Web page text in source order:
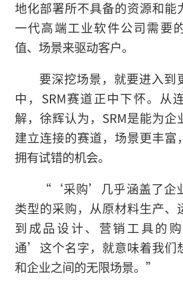
地化部署所不具备的资源和能
一代高端工业软件公司需要
值、场景来驱动客户。
要深挖场景，就要进入到
中，SRM赛道正中下怀。从
解，徐辉认为，SRM是能为企
建立连接的赛道，场景更丰富
拥有试错的机会。
“‘采购’几乎涵盖了企
类型的采购，从原材料生产、
到成品设计、营销工具的
通’这个名字，就意味着我们
和企业之间的无限场景。”